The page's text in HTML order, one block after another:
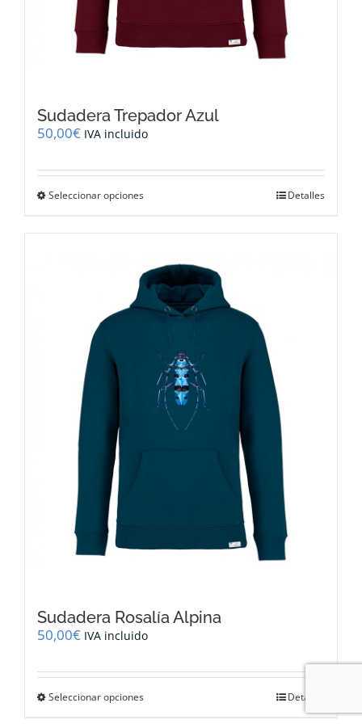
Sudadera Trepador Azul
50,00€ IVA incluido
Seleccionar opciones
variantes.
Las
opciones
se
elegir
en
página
de
producto
Detalles
Sudadera Rosalía Alpina
50,00€ IVA incluido
Seleccionar opciones Detalles